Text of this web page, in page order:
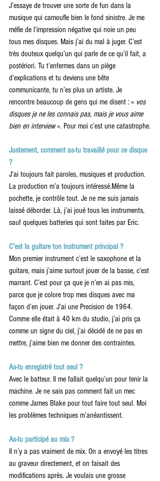
J’essaye de trouver une sorte de fun dans la
musique qui camoufle bien le fond sinistre. Je me
méfie de l’impression négative qui noie un peu
tous mes disques. Mais j’ai du mal à juger. C’est
très douteux quelqu’un qui parle de ce qu’il fait, a
postériori. Tu t’enfermes dans un piège
d’explications et tu deviens une bête
communicante, tu n’es plus un artiste. Je
rencontre beaucoup de gens qui me disent : « vos
disques je ne les connais pas, mais je vous aime
bien en interview ». Pour moi c’est une catastrophe.
Justement, comment as-tu travaillé pour ce disque
?
J’ai toujours fait paroles, musiques et production.
La production m’a toujours intéressé.Même la
pochette, je contrôle tout. Je ne me suis jamais
laissé déborder. Là, j’ai joué tous les instruments,
sauf quelques batteries qui sont faites par Eric.
C’est la guitare ton instrument principal ?
Mon premier instrument c’est le saxophone et la
guitare, mais j’aime surtout jouer de la basse, c’est
marrant. C’est pour ça que je n’en ai pas mis,
parce que je colore trop mes disques avec ma
façon d’en jouer. J’ai une Precision de 1964.
Comme elle était à 40 km du studio, j’ai pris ça
comme un signe du ciel, j’ai décidé de ne pas en
mettre, j’aime bien me donner des contraintes.
As-tu enregistré tout seul ?
Avec le batteur. Il me fallait quelqu’un pour tenir la
machine. Je ne sais pas comment fait un mec
comme James Blake pour tout faire tout seul. Moi
les problèmes techniques m’anéantissent.
As-tu participé au mix ?
Il n’y a pas vraiment de mix. On a envoyé les titres
au graveur directement, et on faisait des
modifications après. Je voulais une grosse